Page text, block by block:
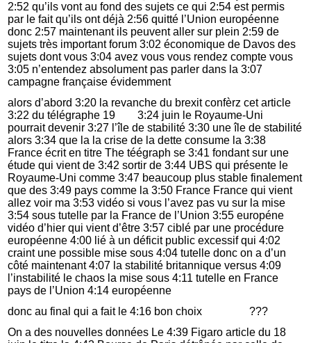
2:52 qu’ils vont au fond des sujets ce qui 2:54 est permis
par le fait qu’ils ont déjà 2:56 quitté l’Union européenne
donc 2:57 maintenant ils peuvent aller sur plein 2:59 de
sujets très important forum 3:02 économique de Davos des
sujets dont vous 3:04 avez vous vous rendez compte vous
3:05 n’entendez absolument pas parler dans la 3:07
campagne française évidemment
alors d’abord 3:20 la revanche du brexit confèrz cet article
3:22 du télégraphe 19 3:24 juin le Royaume-Uni
pourrait devenir 3:27 l’île de stabilité 3:30 une île de stabilité
alors 3:34 que la la crise de la dette consume la 3:38
France écrit en titre The téégraph se 3:41 fondant sur une
étude qui vient de 3:42 sortir de 3:44 UBS qui présente le
Royaume-Uni comme 3:47 beaucoup plus stable finalement
que des 3:49 pays comme la 3:50 France France qui vient
allez voir ma 3:53 vidéo si vous l’avez pas vu sur la mise
3:54 sous tutelle par la France de l’Union 3:55 européne
vidéo d’hier qui vient d’être 3:57 ciblé par une procédure
européenne 4:00 lié à un déficit public excessif qui 4:02
craint une possible mise sous 4:04 tutelle donc on a d’un
côté maintenant 4:07 la stabilité britannique versus 4:09
l’instabilité le chaos la mise sous 4:11 tutelle en France
pays de l’Union 4:14 européenne
donc au final qui a fait le 4:16 bon choix ???
On a des nouvelles données Le 4:39 Figaro article du 18